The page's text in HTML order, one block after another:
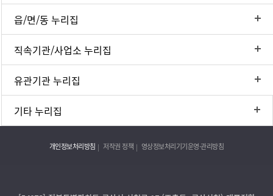
읍/면/동 누리집
직속기관/사업소 누리집
유관기관 누리집
기타 누리집
개인정보처리방침 저작권 정책 영상정보처리기기운영·관리방침